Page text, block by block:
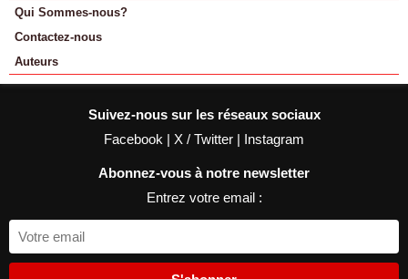
Qui Sommes-nous?
Contactez-nous
Auteurs
Suivez-nous sur les réseaux sociaux
Facebook | X / Twitter | Instagram
Abonnez-vous à notre newsletter
Entrez votre email :